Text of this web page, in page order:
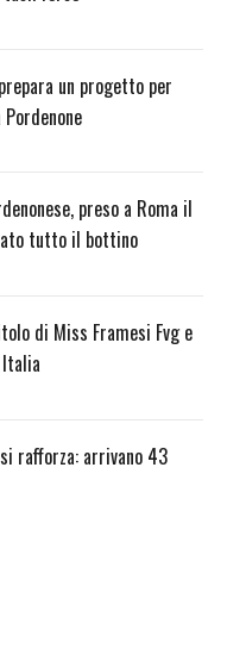
un progetto per
preso a Roma il
tutto il bottino
di Miss Framesi Fvg e
rafforza: arrivano 43